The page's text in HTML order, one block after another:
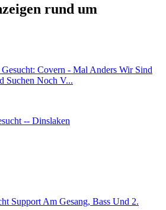
rund um
Covern - Mal Anders Wir Sind
Suchen Noch V...
-- Dinslaken
Support Am Gesang, Bass Und 2.